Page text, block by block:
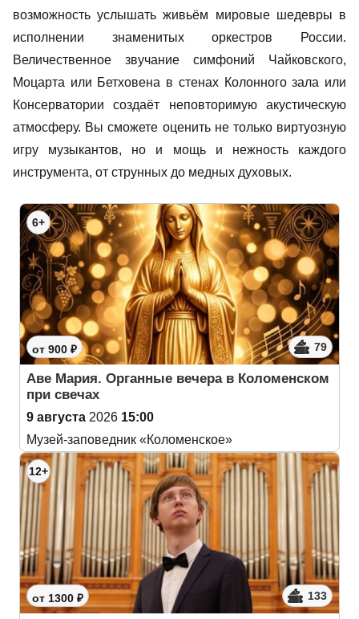
возможность услышать живьём мировые шедевры в
исполнении знаменитых оркестров России.
Величественное звучание симфоний Чайковского,
Моцарта или Бетховена в стенах Колонного зала или
Консерватории создаёт неповторимую акустическую
атмосферу. Вы сможете оценить не только виртуозную
игру музыкантов, но и мощь и нежность каждого
инструмента, от струнных до медных духовых.
6+
от 900 ₽ 79
Аве Мария. Органные вечера в Коломенском
при свечах
9 августа 2026 15:00
Музей-заповедник «Коломенское»
12+
от 1300 ₽ 133